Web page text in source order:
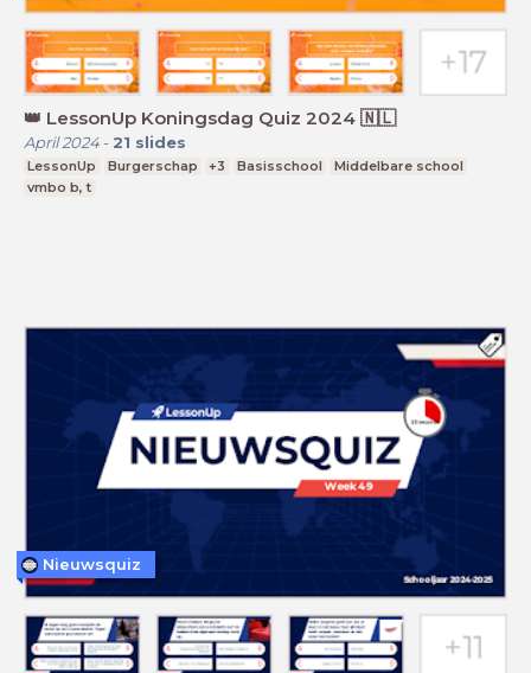
👑 LessonUp Koningsdag Quiz 2024 🇳🇱
April 2024- 21 slides
LessonUp Burgerschap +3 Basisschool
Middelbare school
vmbo b, t
Nieuwsquiz